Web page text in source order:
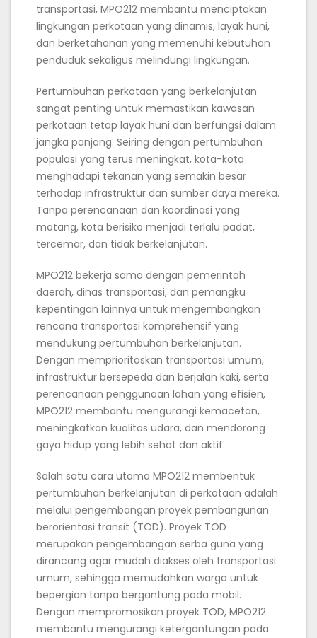
transportasi, MPO212 membantu menciptakan
lingkungan perkotaan yang dinamis, layak huni,
dan berketahanan yang memenuhi kebutuhan
penduduk sekaligus melindungi lingkungan.
Pertumbuhan perkotaan yang berkelanjutan
sangat penting untuk memastikan kawasan
perkotaan tetap layak huni dan berfungsi dalam
jangka panjang. Seiring dengan pertumbuhan
populasi yang terus meningkat, kota-kota
menghadapi tekanan yang semakin besar
terhadap infrastruktur dan sumber daya mereka.
Tanpa perencanaan dan koordinasi yang
matang, kota berisiko menjadi terlalu padat,
tercemar, dan tidak berkelanjutan.
MPO212 bekerja sama dengan pemerintah
daerah, dinas transportasi, dan pemangku
kepentingan lainnya untuk mengembangkan
rencana transportasi komprehensif yang
mendukung pertumbuhan berkelanjutan.
Dengan memprioritaskan transportasi umum,
infrastruktur bersepeda dan berjalan kaki, serta
perencanaan penggunaan lahan yang efisien,
MPO212 membantu mengurangi kemacetan,
meningkatkan kualitas udara, dan mendorong
gaya hidup yang lebih sehat dan aktif.
Salah satu cara utama MPO212 membentuk
pertumbuhan berkelanjutan di perkotaan adalah
melalui pengembangan proyek pembangunan
berorientasi transit (TOD). Proyek TOD
merupakan pengembangan serba guna yang
dirancang agar mudah diakses oleh transportasi
umum, sehingga memudahkan warga untuk
bepergian tanpa bergantung pada mobil.
Dengan mempromosikan proyek TOD, MPO212
membantu mengurangi ketergantungan pada